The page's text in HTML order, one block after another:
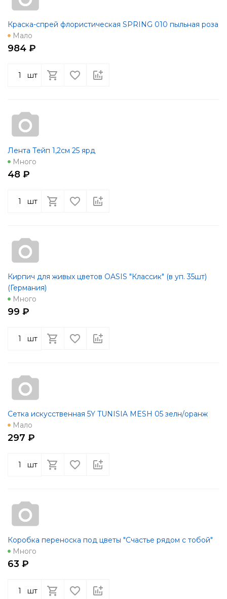
Краска-спрей флористическая SPRING 010 пыльная роза
Мало
984 ₽
шт
Лента Тейп 1,2см 25 ярд
Много
48 ₽
шт
Кирпич для живых цветов OASIS "Классик" (в уп. 35шт)
(Германия)
Много
99 ₽
шт
Сетка искусственная 5Y TUNISIA MESH 05 зелн/оранж
Мало
297 ₽
шт
Коробка переноска под цветы "Счастье рядом с тобой"
Много
63 ₽
шт